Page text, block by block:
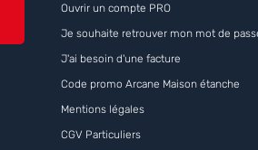
Ouvrir un compte PRO
Je souhaite retrouver mon mot de
J'ai besoin d'une facture
Code promo Arcane Maison étanche
Mentions légales
CGV Particuliers